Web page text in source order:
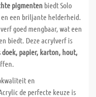
pigmenten biedt Solo
en een briljante helderheid.
goed mengbaar, wat een
biedt. Deze acrylverf is
doek, papier, karton, hout,
en
de perfecte keuze is